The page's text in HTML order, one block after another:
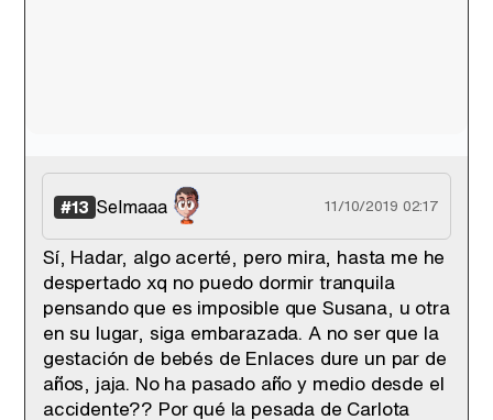
#13 Selmaaa 11/10/2019 02:17
Sí, Hadar, algo acerté, pero mira, hasta me he
despertado xq no puedo dormir tranquila
pensando que es imposible que Susana, u otra
en su lugar, siga embarazada. A no ser que la
gestación de bebés de Enlaces dure un par de
años, jaja. No ha pasado año y medio desde el
accidente?? Por qué la pesada de Carlota